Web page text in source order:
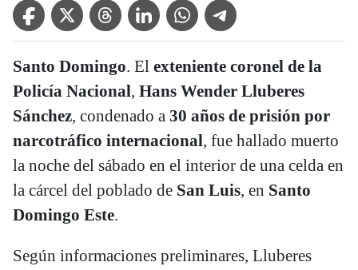
Facebook IconTwitter IconThreads IconLinkedin IconWhatsApp IconTelegram Icon
Santo Domingo. El exteniente coronel de la
Policía Nacional, Hans Wender Lluberes
Sánchez, condenado a 30 años de prisión por
narcotráfico internacional, fue hallado muerto
la noche del sábado en el interior de una celda en
la cárcel del poblado de San Luis, en Santo
Domingo Este.
Según informaciones preliminares, Lluberes